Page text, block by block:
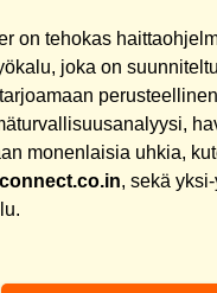
on tehokas
joka on
perusteellinen
monenlaisia uhkia,
, sekä